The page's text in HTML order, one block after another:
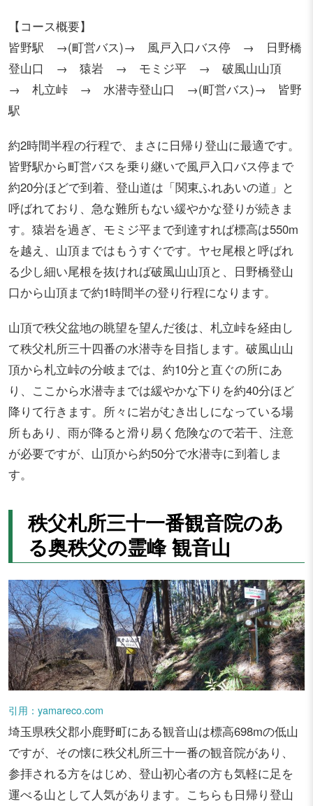
【コース概要】
皆野駅 →(町営バス)→ 風戸入口バス停 → 日野橋
登山口 → 猿岩 → モミジ平 → 破風山山頂
→ 札立峠 → 水潜寺登山口 →(町営バス)→ 皆野
駅
約2時間半程の行程で、まさに日帰り登山に最適です。
皆野駅から町営バスを乗り継いで風戸入口バス停まで
約20分ほどで到着、登山道は「関東ふれあいの道」と
呼ばれており、急な難所もない緩やかな登りが続きま
す。猿岩を過ぎ、モミジ平まで到達すれば標高は550m
を越え、山頂まではもうすぐです。ヤセ尾根と呼ばれ
る少し細い尾根を抜ければ破風山山頂と、日野橋登山
口から山頂まで約1時間半の登り行程になります。
山頂で秩父盆地の眺望を望んだ後は、札立峠を経由し
て秩父札所三十四番の水潜寺を目指します。破風山山
頂から札立峠の分岐までは、約10分と直ぐの所にあ
り、ここから水潜寺までは緩やかな下りを約40分ほど
降りて行きます。所々に岩がむき出しになっている場
所もあり、雨が降ると滑り易く危険なので若干、注意
が必要ですが、山頂から約50分で水潜寺に到着しま
す。
秩父札所三十一番観音院のあ
る奥秩父の霊峰 観音山
引用：yamareco.com
埼玉県秩父郡小鹿野町にある観音山は標高698mの低山
ですが、その懐に秩父札所三十一番の観音院があり、
参拝される方をはじめ、登山初心者の方も気軽に足を
運べる山として人気があります。こちらも日帰り登山